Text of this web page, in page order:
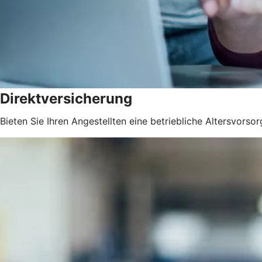
Direktversicherung
Bieten Sie Ihren Angestellten eine betriebliche